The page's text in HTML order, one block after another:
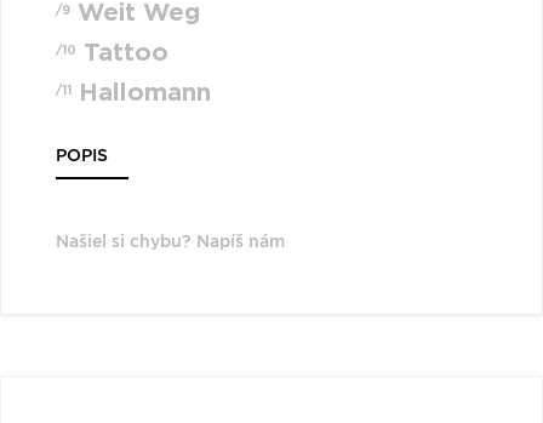
/9 Weit Weg
/10 Tattoo
/11 Hallomann
POPIS
Našiel si chybu? Napíš nám